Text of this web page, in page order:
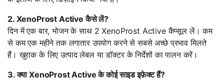
2. XenoProst Active कैसे लें?
दिन में एक बार, भोजन के साथ 2 XenoProst Active कैप्सूल लें। कम
से कम एक महीने तक लगातार उपयोग करने से सबसे अच्छे प्रभाव मिलते
हैं। खुराक के लिए उत्पाद लेबल या डॉक्टर के निर्देशों का पालन करें।
3. क्या XenoProst Active के कोई साइड इफ़ेक्ट हैं?